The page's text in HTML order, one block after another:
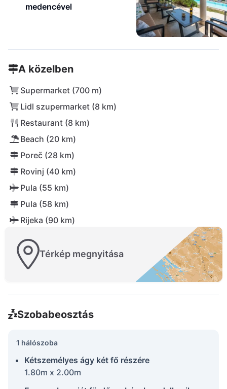
medencével
A közelben
Supermarket (700 m)
Lidl szupermarket (8 km)
Restaurant (8 km)
Beach (20 km)
Poreč (28 km)
Rovinj (40 km)
Pula (55 km)
Pula (58 km)
Rijeka (90 km)
Térkép megnyitása
Szobabeosztás
1 hálószoba
Kétszemélyes ágy két fő részére
1.80m x 2.00m